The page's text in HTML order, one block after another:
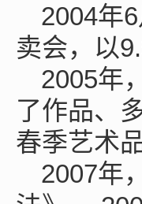
2004年
卖会，以
2005年
了作品、
春季艺术
2007年